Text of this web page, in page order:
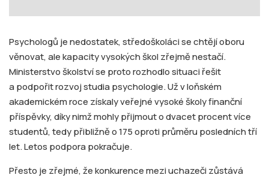
Psychologů je nedostatek, středoškoláci se chtějí oboru
věnovat, ale kapacity vysokých škol zřejmě nestačí.
Ministerstvo školství se proto rozhodlo situaci řešit
a podpořit rozvoj studia psychologie. Už v loňském
akademickém roce získaly veřejné vysoké školy finanční
příspěvky, díky nimž mohly přijmout o dvacet procent více
studentů, tedy přibližně o 175 oproti průměru posledních tří
let. Letos podpora pokračuje.
Přesto je zřejmé, že konkurence mezi uchazeči zůstává